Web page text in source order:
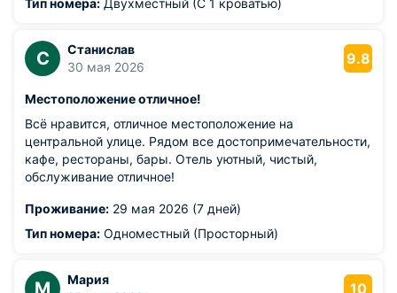
Тип номера: Двухместный (С 1 кроватью)
С
Станислав
30 мая 2026
9.8
Местоположение отличное!
Всё нравится, отличное местоположение на
центральной улице. Рядом все достопримечательности,
кафе, рестораны, бары. Отель уютный, чистый,
обслуживание отличное!
Проживание: 29 мая 2026 (7 дней)
Тип номера: Одноместный (Просторный)
М
Мария
10